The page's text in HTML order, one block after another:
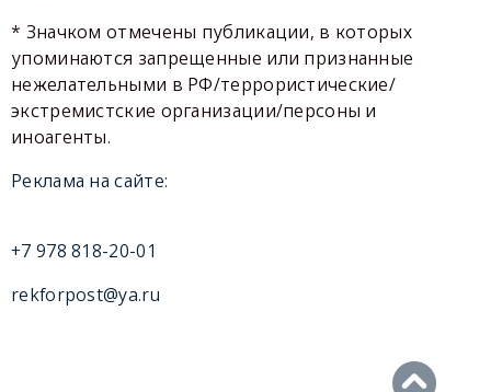
* Значком отмечены публикации, в которых
упоминаются запрещенные или признанные
нежелательными в РФ/террористические/
экстремистские организации/персоны и
иноагенты.
Реклама на сайте:
+7 978 818-20-01
rekforpost@ya.ru